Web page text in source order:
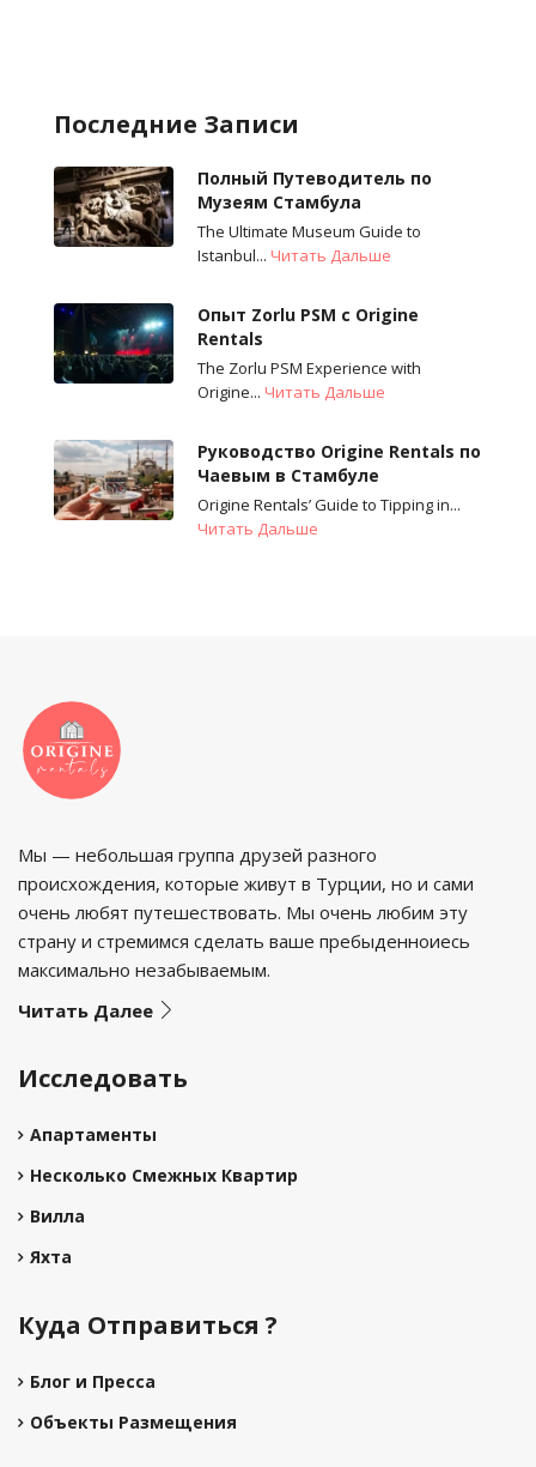
Последние Записи
Полный Путеводитель по
Музеям Стамбула
The Ultimate Museum Guide to
Istanbul... Читать Дальше
Опыт Zorlu PSM с Origine
Rentals
The Zorlu PSM Experience with
Origine... Читать Дальше
Руководство Origine Rentals по
Чаевым в Стамбуле
Origine Rentals’ Guide to Tipping in...
Читать Дальше
Мы — небольшая группа друзей разного
происхождения, которые живут в Турции, но и сами
очень любят путешествовать. Мы очень любим эту
страну и стремимся сделать ваше пребыденноиесь
максимально незабываемым.
Читать Далее
Исследовать
Апартаменты
Несколько Смежных Квартир
Вилла
Яхта
Куда Отправиться ?
Блог и Пресса
Объекты Размещения